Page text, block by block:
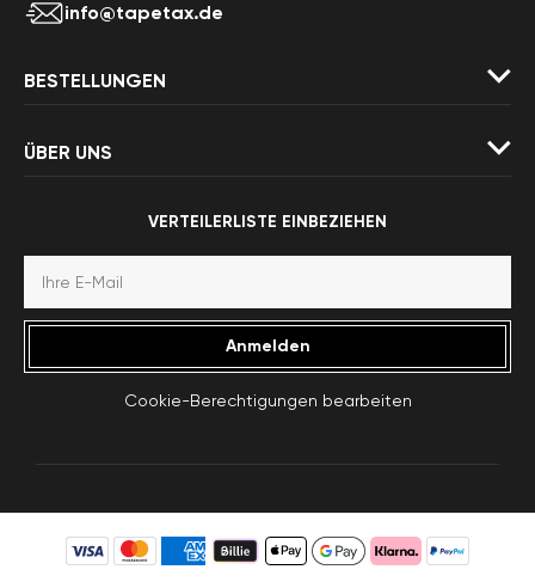
info@tapetax.de
BESTELLUNGEN
ÜBER UNS
VERTEILERLISTE EINBEZIEHEN
Anmelden
Cookie-Berechtigungen bearbeiten